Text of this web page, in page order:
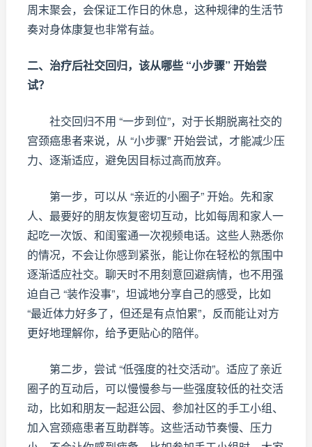
周末聚会，会保证工作日的休息，这种规律的生活节
奏对身体康复也非常有益。
二、治疗后社交回归，该从哪些 “小步骤” 开始尝
试？
社交回归不用 “一步到位”，对于长期脱离社交的
宫颈癌患者来说，从 “小步骤” 开始尝试，才能减少压
力、逐渐适应，避免因目标过高而放弃。
第一步，可以从 “亲近的小圈子” 开始。先和家
人、最要好的朋友恢复密切互动，比如每周和家人一
起吃一次饭、和闺蜜通一次视频电话。这些人熟悉你
的情况，不会让你感到紧张，能让你在轻松的氛围中
逐渐适应社交。聊天时不用刻意回避病情，也不用强
迫自己 “装作没事”，坦诚地分享自己的感受，比如
“最近体力好多了，但还是有点怕累”，反而能让对方
更好地理解你，给予更贴心的陪伴。
第二步，尝试 “低强度的社交活动”。适应了亲近
圈子的互动后，可以慢慢参与一些强度较低的社交活
动，比如和朋友一起逛公园、参加社区的手工小组、
加入宫颈癌患者互助群等。这些活动节奏慢、压力